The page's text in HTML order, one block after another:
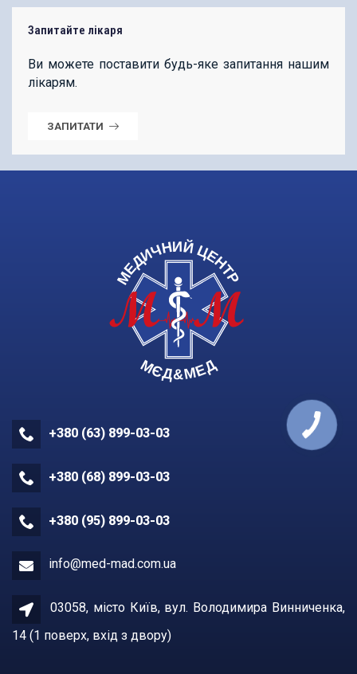
Запитайте лікаря
Ви можете поставити будь-яке запитання нашим
лікарям.
ЗАПИТАТИ
+380 (63) 899-03-03
+380 (68) 899-03-03
+380 (95) 899-03-03
info@med-mad.com.ua
03058, місто Київ, вул. Володимира Винниченка,
14 (1 поверх, вхiд з двору)